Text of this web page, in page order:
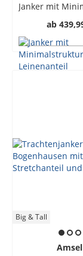
ab
Big & Tall
Amsel